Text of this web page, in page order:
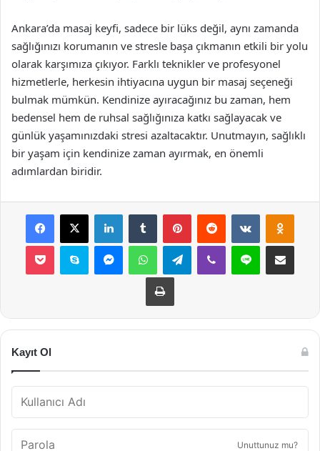
Ankara’da masaj keyfi, sadece bir lüks değil, aynı zamanda
sağlığınızı korumanın ve stresle başa çıkmanın etkili bir yolu
olarak karşımıza çıkıyor. Farklı teknikler ve profesyonel
hizmetlerle, herkesin ihtiyacına uygun bir masaj seçeneği
bulmak mümkün. Kendinize ayıracağınız bu zaman, hem
bedensel hem de ruhsal sağlığınıza katkı sağlayacak ve
günlük yaşamınızdaki stresi azaltacaktır. Unutmayın, sağlıklı
bir yaşam için kendinize zaman ayırmak, en önemli
adımlardan biridir.
Facebook
X LinkedInTumblr PinterestReddit VKontakte
Pocket Skype MessengerWhatsAppTelegramViber Line E-Posta ile
Yazdır
Kayıt Ol
Unuttunuz mu?